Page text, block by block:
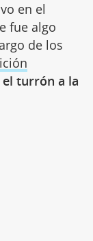
en el
fue algo
de los
el turrón a la